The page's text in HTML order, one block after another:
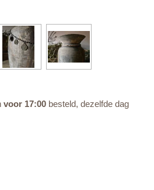
voor 17:00 besteld, dezelfde dag